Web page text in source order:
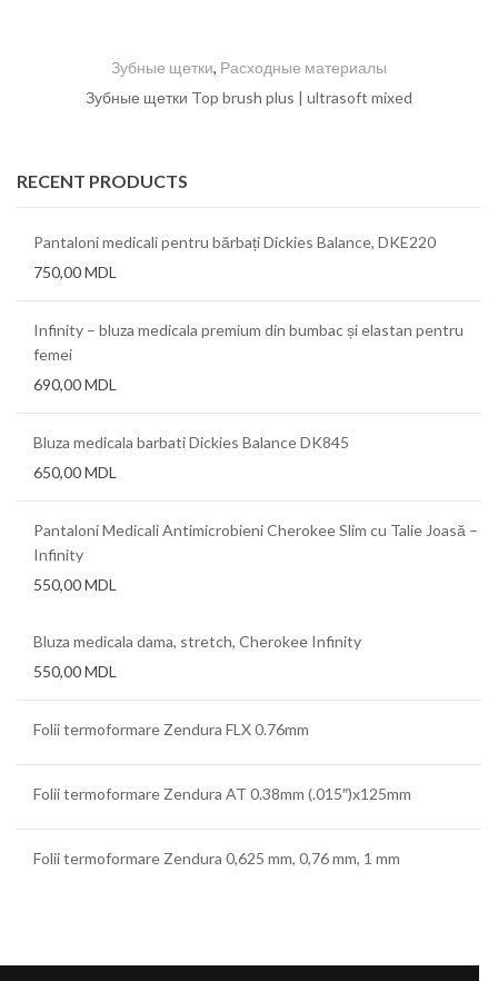
Зубные щетки, Расходные материалы
Зубные щетки Top brush plus | ultrasoft mixed
RECENT PRODUCTS
Pantaloni medicali pentru bărbați Dickies Balance, DKE220
750,00MDL
Infinity – bluza medicala premium din bumbac și elastan pentru
femei
690,00MDL
Bluza medicala barbati Dickies Balance DK845
650,00MDL
Pantaloni Medicali Antimicrobieni Cherokee Slim cu Talie Joasă –
Infinity
550,00MDL
Bluza medicala dama, stretch, Cherokee Infinity
550,00MDL
Folii termoformare Zendura FLX 0.76mm
Folii termoformare Zendura AT 0.38mm (.015″)x125mm
Folii termoformare Zendura 0,625 mm, 0,76 mm, 1 mm